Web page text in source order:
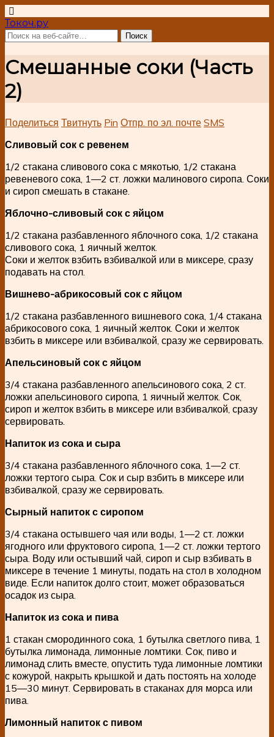
Токоч.ру
Смешанные соки (Часть
2)
Поделиться Твитнуть Pin Отпр. по эл. почте SMS
Сливовый сок с ревенем
1/2 стакана сливового сока с мякотью, 1/2 стакана
ревеневого сока, 1—2 ст. ложки малинового сиропа. Соки
и сироп смешать в стакане.
Яблочно-сливовый сок с яйцом
1/2 стакана разбавленного яблочного сока, 1/2 стакана
сливового сока, 1 яичный желток.
Соки и желток взбить взбивалкой или в миксере, сразу
подавать на стол.
Вишнево-абрикосовый сок с яйцом
1/2 стакана разбавленного вишневого сока, 1/4 стакана
абрикосового сока, 1 яичный желток. Соки и желток
взбить в миксере или взбивалкой, сразу же сервировать.
Апельсиновый сок с яйцом
3/4 стакана разбавленного апельсинового сока, 2 ст.
ложки апельсинового сиропа, 1 яичный желток. Сок,
сироп и желток взбить в миксере или взбивалкой, сразу
сервировать.
Напиток из сока и сыра
3/4 стакана разбавленного яблочного сока, 1—2 ст.
ложки тертого сыра. Сок и сыр взбить в миксере или
взбивалкой, сразу же сервировать.
Сырный напиток с сиропом
3/4 стакана остывшего чая или воды, 1—2 ст. ложки
ягодного или фруктового сиропа, 1—2 ст. ложки тертого
сыра. Воду или остывший чай, сироп и сыр взбивать в
миксере в течение 1 минуты, подать на стол в холодном
виде. Если напиток долго стоит, может образоваться
осадок из сыра.
Напиток из сока и пива
1 стакан смородинного сока, 1 бутылка светлого пива, 1
бутылка лимонада, лимонные ломтики. Сок, пиво и
лимонад слить вместе, опустить туда лимонные ломтики
с кожурой, накрыть крышкой и дать постоять на холоде
15—30 минут. Сервировать в стаканах для морса или
пива.
Лимонный напиток с пивом